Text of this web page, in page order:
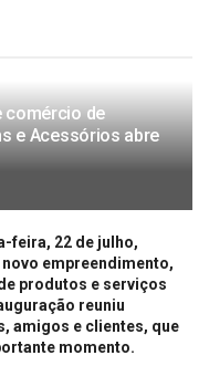
comércio de
e Acessórios abre
feira, 22 de julho,
empreendimento,
produtos e serviços
reuniu
amigos e clientes, que
momento.